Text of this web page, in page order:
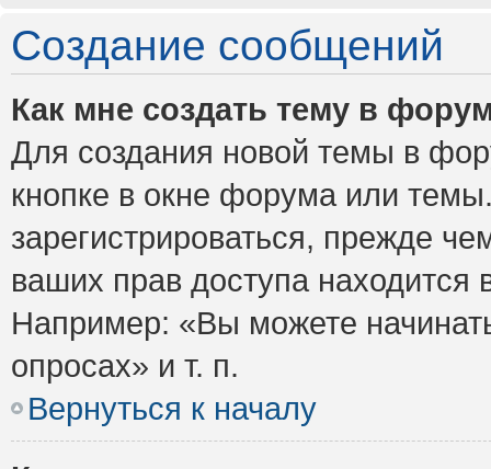
Создание сообщений
Как мне создать тему в
Для создания новой темы в
кнопке в окне форума или
зарегистрироваться, прежде
ваших прав доступа
Например: «Вы можете
опросах» и т. п.
Вернуться к началу